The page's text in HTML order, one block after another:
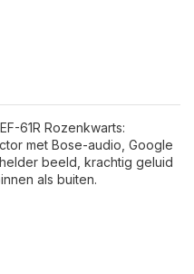
61R Rozenkwarts:
met Bose-audio, Google
beeld, krachtig geluid
als buiten.